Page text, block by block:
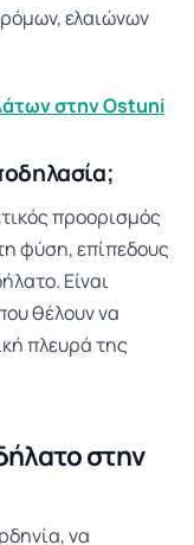
ελαιώνων
στην Ostuni
προορισμός
φύση, επίπεδους
Είναι
θέλουν να
πλευρά της
στην
να